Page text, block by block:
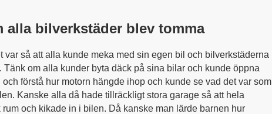
alla bilverkstäder blev tomma
var så att alla kunde meka med sin egen bil och bilverkstäderna
Tänk om alla kunder byta däck på sina bilar och kunde öppna
och förstå hur motorn hängde ihop och kunde se vad det var som
Kanske alla då hade tillräckligt stora garage så att hela
rum och kikade in i bilen. Då kanske man lärde barnen hur